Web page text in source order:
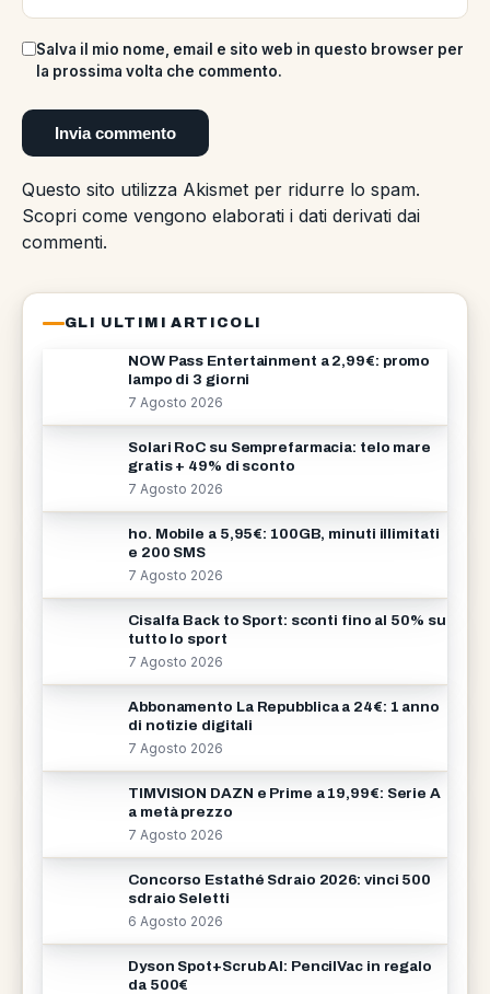
Salva il mio nome, email e sito web in questo browser per
la prossima volta che commento.
Questo sito utilizza Akismet per ridurre lo spam.
Scopri come vengono elaborati i dati derivati dai
commenti.
GLI ULTIMI ARTICOLI
NOW Pass Entertainment a 2,99€: promo
lampo di 3 giorni
7 Agosto 2026
Solari RoC su Semprefarmacia: telo mare
gratis + 49% di sconto
7 Agosto 2026
ho. Mobile a 5,95€: 100GB, minuti illimitati
e 200 SMS
7 Agosto 2026
Cisalfa Back to Sport: sconti fino al 50% su
tutto lo sport
7 Agosto 2026
Abbonamento La Repubblica a 24€: 1 anno
di notizie digitali
7 Agosto 2026
TIMVISION DAZN e Prime a 19,99€: Serie A
a metà prezzo
7 Agosto 2026
Concorso Estathé Sdraio 2026: vinci 500
sdraio Seletti
6 Agosto 2026
Dyson Spot+Scrub AI: PencilVac in regalo
da 500€